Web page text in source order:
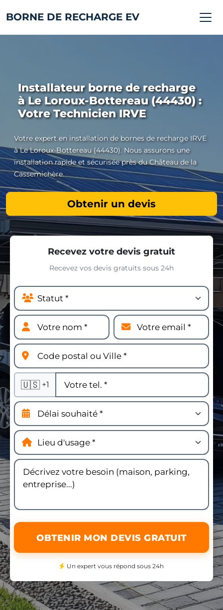
BORNE DE RECHARGE EV
Installateur borne de recharge
à Le Loroux-Bottereau (44430) :
Votre Technicien IRVE
Votre expert en installation de bornes de recharge IRVE
à Le Loroux-Bottereau (44430). Nous assurons une
installation rapide et sécurisée près du Château de la
Cassemichère.
Obtenir un devis
Recevez votre devis gratuit
Recevez vos devis gratuits sous 24h
🇺🇸 +1
OBTENIR MON DEVIS GRATUIT
Un expert vous répond sous 24h